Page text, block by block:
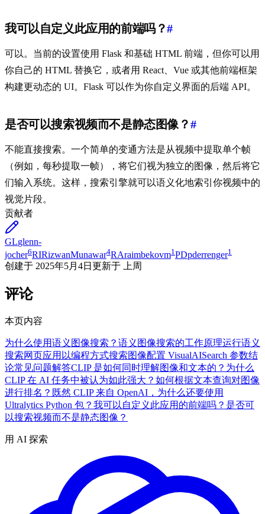
我可以自定义此应用的前端吗？#
可以。当前的设置使用 Flask 和基础 HTML 前端，但你可以用
你自己的 HTML 替换它，或者用 React、Vue 或其他前端框架
构建更动态的 UI。Flask 可以作为你自定义界面的后端 API。
是否可以搜索视频而不是静态图像？#
不能直接搜索。一个简单的变通方法是从视频中提取单个帧
（例如，每秒提取一帧），将它们视为独立的图像，然后将它
们输入系统。这样，搜索引擎就可以语义化地索引你视频中的
视觉片段。
贡献者
GLglenn-
jocher6RIRizwanMunawar4RAraimbekovm1PDpderrenger1
创建于 2025年5月4日 更新于 上周
评论
本页内容
为什么使用语义图像搜索？ 语义图像搜索的工作原理运行语义
搜索网页应用 以编程方式搜索图像配置 VisualAISearch 参数结
论常见问题解答CLIP 是如何同时理解图像和文本的？ 为什么
CLIP 在 AI 任务中被认为如此强大？ 如何根据文本查询对图像
进行排名？ 既然 CLIP 来自 OpenAI，为什么还要使用
Ultralytics Python 包？ 我可以自定义此应用的前端吗？ 是否可
以搜索视频而不是静态图像？
用 AI 探索